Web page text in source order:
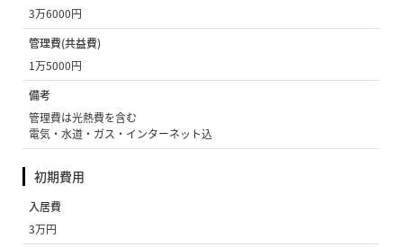
3万6000円
管理費(共益費)
1万5000円
備考
管理費は光熱費を含む
電気・水道・ガス・インターネット込
初期費用
入居費
3万円